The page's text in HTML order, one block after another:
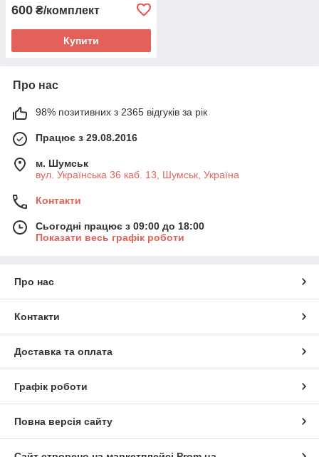
600 ₴/комплект
Купити
Про нас
98% позитивних з 2365 відгуків за рік
Працює з 29.08.2016
м. Шумськ
вул. Українська 36 каб. 13, Шумськ, Україна
Контакти
Сьогодні працює з 09:00 до 18:00
Показати весь графік роботи
Про нас
Контакти
Доставка та оплата
Графік роботи
Повна версія сайту